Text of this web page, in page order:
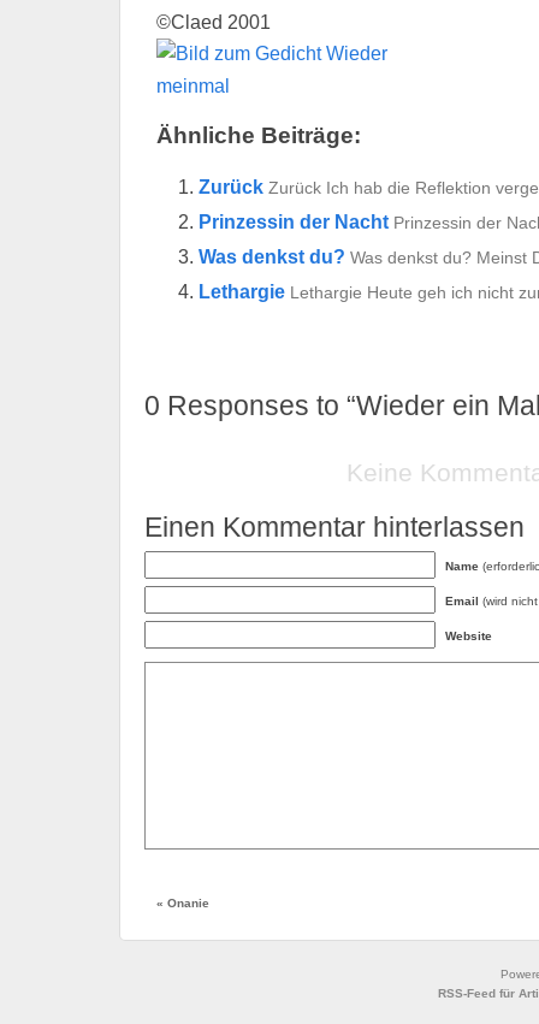
©Claed 2001
Ähnliche Beiträge:
Zurück Zurück Ich hab die Reflektion
Prinzessin der Nacht Prinzessin der
Was denkst du? Was denkst du? Meinst
Lethargie Lethargie Heute geh ich nicht
0 Responses to “Wieder ein
Keine
Einen Kommentar hinterlassen
Name
Email (wird
Website
« Onanie
RSS-Feed für